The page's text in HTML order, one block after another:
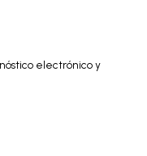
electrónico y